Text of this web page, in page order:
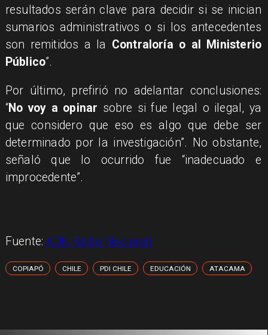
resultados serán clave para decidir si se inician
sumarios administrativos o si los antecedentes
son remitidos a la Contraloría o al Ministerio
Público”.
Por último, prefirió no adelantar conclusiones:
“No voy a opinar sobre si fue legal o ilegal, ya
que considero que eso es algo que debe ser
determinado por la investigación”. No obstante,
señaló que lo ocurrido fue “inadecuado e
improcedente”.
Fuente:ADN Radio Nacional
COPIAPÓ CHILE PDI CHILE EDUCACIÓN ATACAMA